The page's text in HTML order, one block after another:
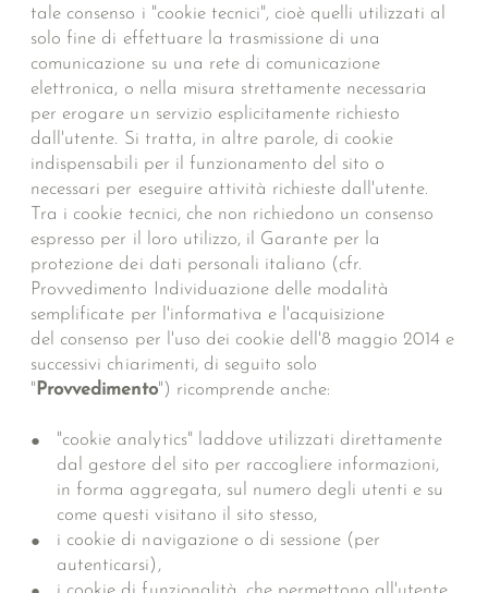
tale consenso i "cookie tecnici", cioè quelli utilizzati al
solo fine di effettuare la trasmissione di una
comunicazione su una rete di comunicazione
elettronica, o nella misura strettamente necessaria
per erogare un servizio esplicitamente richiesto
dall'utente. Si tratta, in altre parole, di cookie
indispensabili per il funzionamento del sito o
necessari per eseguire attività richieste dall'utente.
Tra i cookie tecnici, che non richiedono un consenso
espresso per il loro utilizzo, il Garante per la
protezione dei dati personali italiano (cfr.
Provvedimento Individuazione delle modalità
semplificate per l'informativa e l'acquisizione
del consenso per l'uso dei cookie dell'8 maggio 2014 e
successivi chiarimenti, di seguito solo
" Provvedimento") ricomprende anche:
"cookie analytics" laddove utilizzati direttamente
dal gestore del sito per raccogliere informazioni,
in forma aggregata, sul numero degli utenti e su
come questi visitano il sito stesso,
i cookie di navigazione o di sessione (per
autenticarsi),